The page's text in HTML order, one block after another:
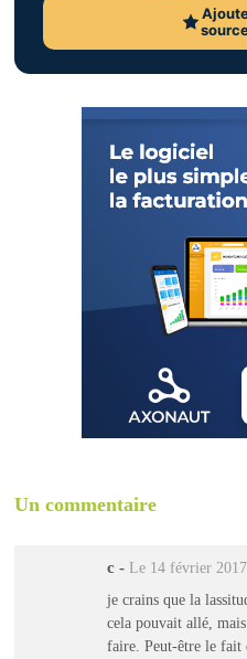
Un commentaire
c - Le 14 février
je crains que la
cela pouvait allé,
faire. Peut-être le fait